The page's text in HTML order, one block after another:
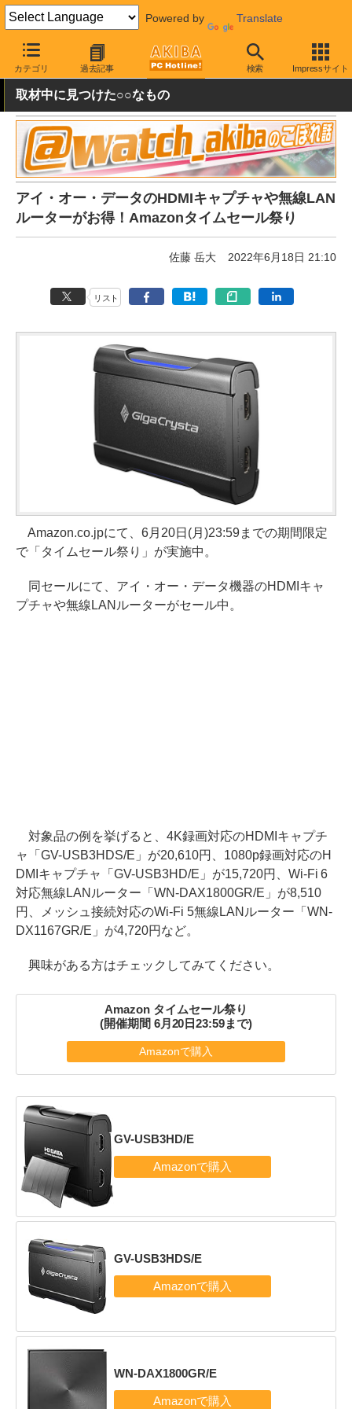
Powered by Translate
カテゴリ 過去記事 検索 Impressサイト
AKIBA PC Hotline! 秋葉原情報 価格情報 特価情報
取材中に見つけた○○なもの
アイ・オー・データのHDMIキャプチャや無線LAN
ルーターがお得！Amazonタイムセール祭り
佐藤 岳大 2022年6月18日 21:10
リスト
Amazon.co.jpにて、6月20日(月)23:59までの期間限定
で「タイムセール祭り」が実施中。
同セールにて、アイ・オー・データ機器のHDMIキャ
プチャや無線LANルーターがセール中。
対象品の例を挙げると、4K録画対応のHDMIキャプチ
ャ「GV-USB3HDS/E」が20,610円、1080p録画対応のH
DMIキャプチャ「GV-USB3HD/E」が15,720円、Wi-Fi 6
対応無線LANルーター「WN-DAX1800GR/E」が8,510
円、メッシュ接続対応のWi-Fi 5無線LANルーター「WN-
DX1167GR/E」が4,720円など。
興味がある方はチェックしてみてください。
Amazon タイムセール祭り
(開催期間 6月20日23:59まで)
Amazonで購入
GV-USB3HD/E
GV-USB3HDS/E
WN-DAX1800GR/E